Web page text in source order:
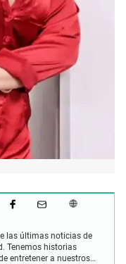
las últimas noticias de
Tenemos historias
entretener a nuestros